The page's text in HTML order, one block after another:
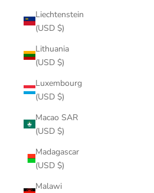
Liechtenstein
(USD $)
Lithuania
(USD $)
Luxembourg
(USD $)
Macao SAR
(USD $)
Madagascar
(USD $)
Malawi